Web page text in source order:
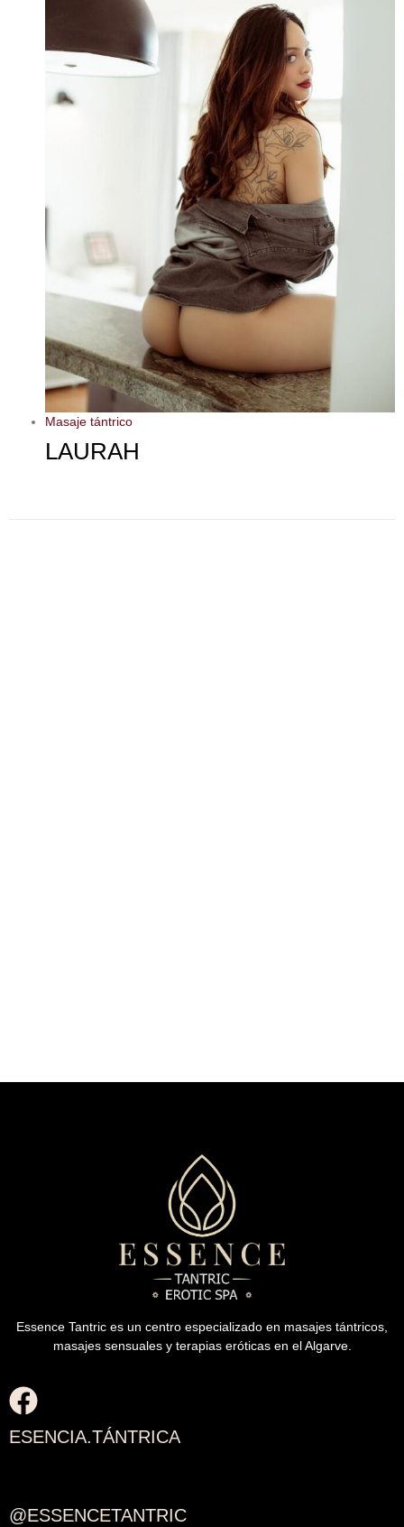
Masaje tántrico
LAURAH
Essence Tantric es un centro especializado en masajes tántricos,
masajes sensuales y terapias eróticas en el Algarve.
ESENCIA.TÁNTRICA
@ESSENCETANTRIC